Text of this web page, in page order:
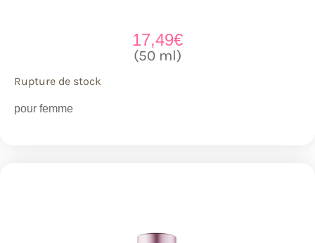
17,49€
(50 ml)
Rupture de stock
pour femme